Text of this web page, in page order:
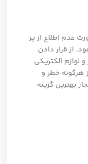
عدم اطلاع از پر
از قرار دادن
لوازم الکتریکی
هرگونه خطر و
بهترین گزینه